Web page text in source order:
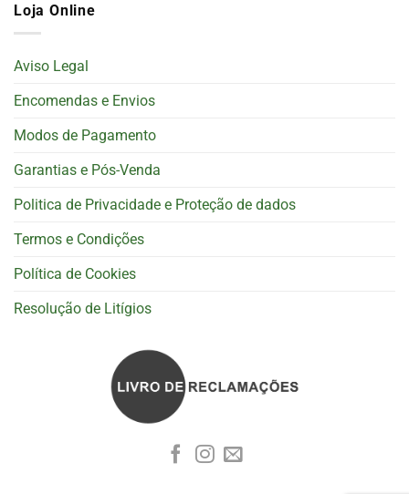
Loja Online
Aviso Legal
Encomendas e Envios
Modos de Pagamento
Garantias e Pós-Venda
Politica de Privacidade e Proteção de dados
Termos e Condições
Política de Cookies
Resolução de Litígios